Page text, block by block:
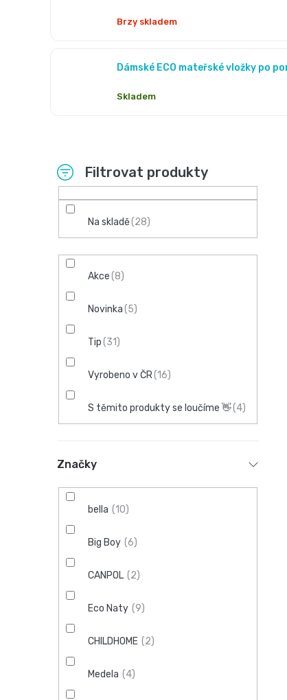
Brzy skladem
Dámské ECO mateřské vložky po
Skladem
P
o
s
t
a
n
n
p
n
e
Na skladě 28
Akce 8
Novinka 5
Tip 31
Vyrobeno v ČR 16
S těmito produkty se loučíme 👋 4
Značky
bella 10
Big Boy 6
CANPOL 2
Eco Naty 9
CHILDHOME 2
Medela 4